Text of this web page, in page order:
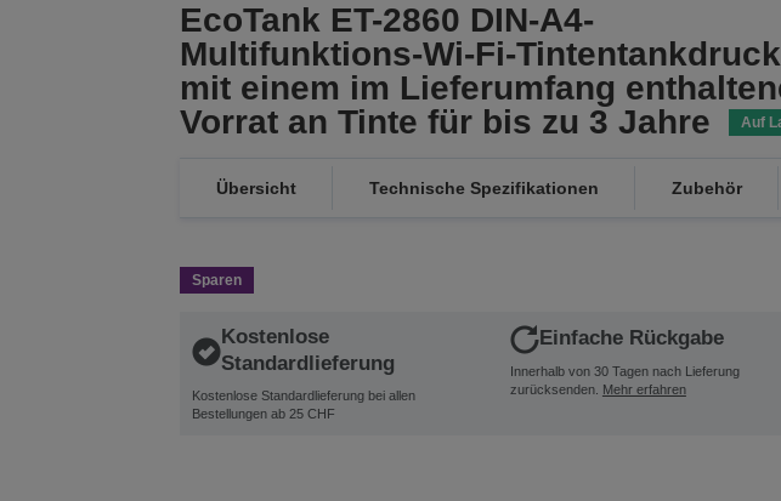
EcoTank ET-2860 DIN-A4-
Multifunktions-Wi-Fi-
mit einem im Lieferumfang
Vorrat an Tinte für bis zu 3 Jahre
Auf
Übersicht Technische Spezifikationen Zubehör
Sparen
Kostenlose
Standardlieferung
Kostenlose Standardlieferung bei allen
Bestellungen ab 25 CHF
Einfache Rückgabe
Innerhalb von 30 Tagen nach Lieferung
zurücksenden. Mehr erfahren